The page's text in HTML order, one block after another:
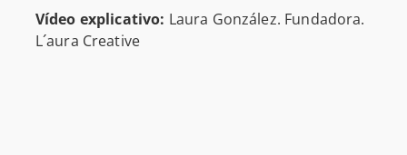
Vídeo explicativo: Laura González. Fundadora.
L´aura Creative